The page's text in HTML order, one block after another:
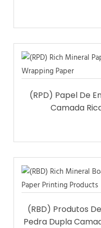
(RPD) Papel De
Camada
(RBD) Produtos
Pedra Dupla